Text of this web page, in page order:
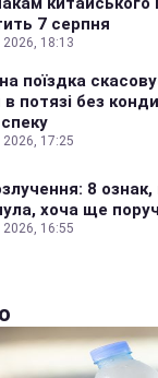
7 серпня
2026, 18:13
поїздка
потязі без
2026, 17:25
8
хоча ще поруч
2026, 16:55